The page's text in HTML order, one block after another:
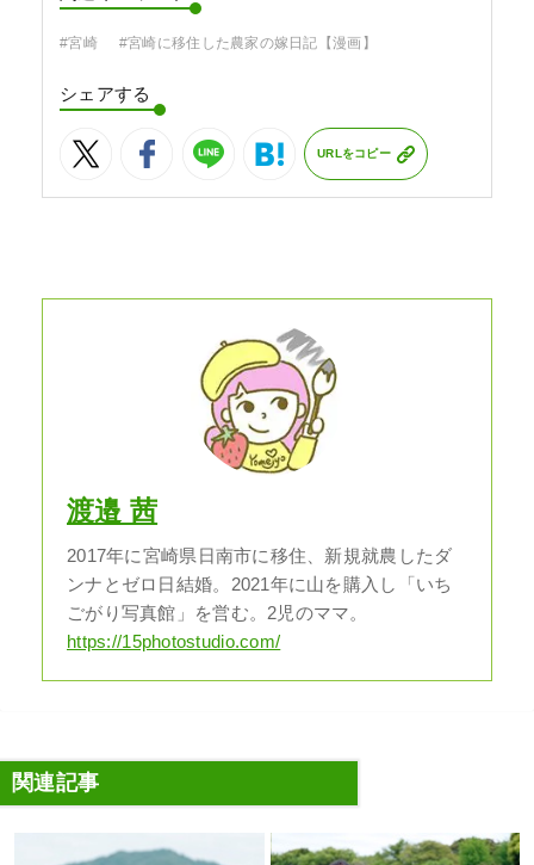
#宮崎 #宮崎に移住した農家の嫁日記【漫画】
シェアする
URLをコピー
渡邉 茜
2017年に宮崎県日南市に移住、新規就農したダ
ンナとゼロ日結婚。2021年に山を購入し「いち
ごがり写真館」を営む。2児のママ。
https://15photostudio.com/
関連記事